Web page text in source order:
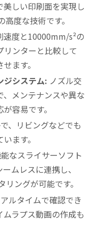
しい印刷面を実現し
度な技術です。
度と10000mm/s²の
リンターと比較して
ます。
ジシステム: ノズル交
メンテナンスや異な
容易です。
、リビングなどでも
ます。
なスライサーソフト
ムレスに連携し、
ングが可能です。
ルタイムで確認でき
ラプス動画の作成も